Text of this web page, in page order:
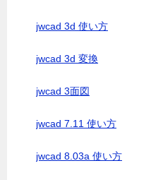
jwcad 3d 使い方
jwcad 3d 変換
jwcad 3面図
jwcad 7.11 使い方
jwcad 8.03a 使い方